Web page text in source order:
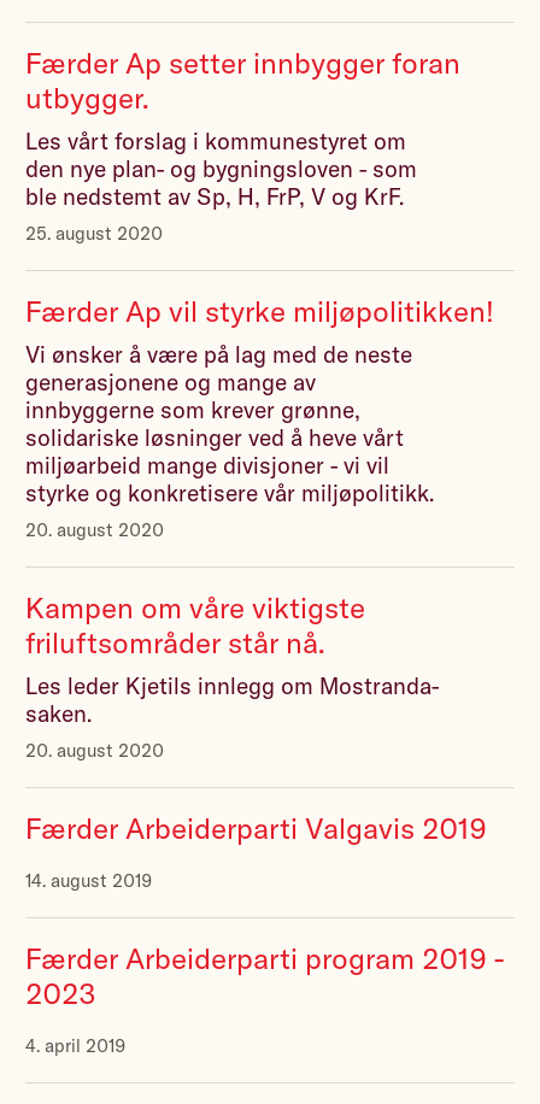
Færder Ap setter innbygger foran
utbygger.
25. august 2020
Les vårt forslag i kommunestyret om
den nye plan- og bygningsloven - som
ble nedstemt av Sp, H, FrP, V og KrF.
Færder Ap vil styrke miljøpolitikken!
20. august 2020
Vi ønsker å være på lag med de neste
generasjonene og mange av
innbyggerne som krever grønne,
solidariske løsninger ved å heve vårt
miljøarbeid mange divisjoner - vi vil
styrke og konkretisere vår miljøpolitikk.
Kampen om våre viktigste
friluftsområder står nå.
20. august 2020
Les leder Kjetils innlegg om Mostranda-
saken.
Færder Arbeiderparti Valgavis 2019
14. august 2019
Færder Arbeiderparti program 2019 -
2023
4. april 2019